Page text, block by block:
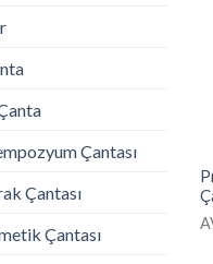
Çantası
Çantası
Çantası